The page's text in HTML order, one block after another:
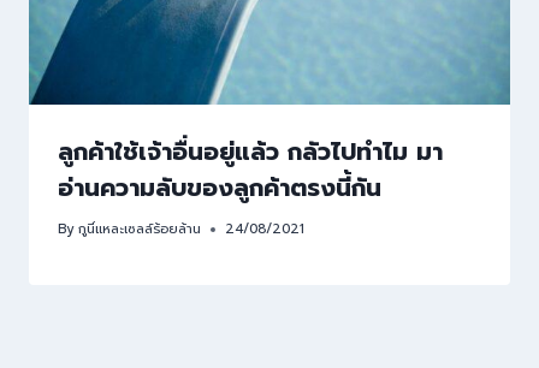
ลูกค้าใช้เจ้าอื่นอยู่แล้ว กลัวไปทำไม มา
อ่านความลับของลูกค้าตรงนี้กัน
Byกูนี่แหละเซลล์ร้อยล้าน 24/08/2021